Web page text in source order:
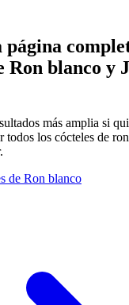
página
Ron blanco y
más amplia si
todos los cócteles de
de Ron blanco